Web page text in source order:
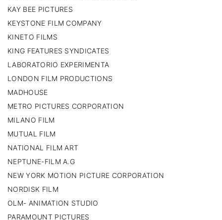
KAY BEE PICTURES
KEYSTONE FILM COMPANY
KINETO FILMS
KING FEATURES SYNDICATES
LABORATORIO EXPERIMENTA
LONDON FILM PRODUCTIONS
MADHOUSE
METRO PICTURES CORPORATION
MILANO FILM
MUTUAL FILM
NATIONAL FILM ART
NEPTUNE-FILM A.G
NEW YORK MOTION PICTURE CORPORATION
NORDISK FILM
OLM- ANIMATION STUDIO
PARAMOUNT PICTURES